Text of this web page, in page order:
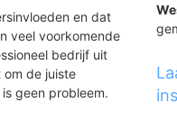
en dat
veel voorkomende
bedrijf uit
om de juiste
geen probleem.